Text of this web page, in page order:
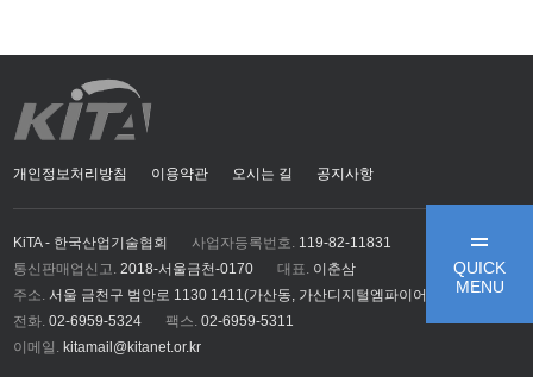
QUICK
MENU
개인정보처리방침 이용약관 오시는 길 공지사항
KiTA - 한국산업기술협회 사업자등록번호. 119-82-11831
통신판매업신고. 2018-서울금천-0170 대표. 이춘삼
주소. 서울 금천구 범안로 1130 1411(가산동, 가산디지털엠파이어)
전화. 02-6959-5324 팩스. 02-6959-5311
이메일. kitamail@kitanet.or.kr